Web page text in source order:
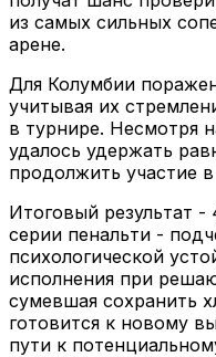
из самых сильных
арене.
Для Колумбии
учитывая их
в турнире. Несмотря
удалось удержать
продолжить участие
Итоговый результат
серии пенальти -
психологической
исполнения при
сумевшая сохранить
готовится к новому
пути к